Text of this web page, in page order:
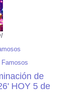
de
HOY 5 de